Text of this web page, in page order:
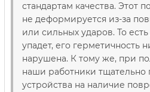
стандартам качества. Этот
не деформируется из-за
или сильных ударов. То
упадет, его герметичность
нарушена. К тому же, при
наши работники тщательно
устройства на наличие